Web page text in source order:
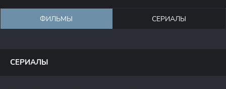
ФИЛЬМЫ СЕРИАЛЫ
СЕРИАЛЫ